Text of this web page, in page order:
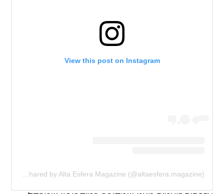
View this post on Instagram